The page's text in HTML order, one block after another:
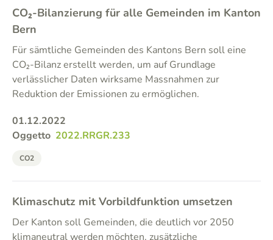
CO₂-Bilanzierung für alle Gemeinden im Kanton
Bern
Für sämtliche Gemeinden des Kantons Bern soll eine
CO₂-Bilanz erstellt werden, um auf Grundlage
verlässlicher Daten wirksame Massnahmen zur
Reduktion der Emissionen zu ermöglichen.
01.12.2022
Oggetto 2022.RRGR.233
CO2
Klimaschutz mit Vorbildfunktion umsetzen
Der Kanton soll Gemeinden, die deutlich vor 2050
klimaneutral werden möchten, zusätzliche